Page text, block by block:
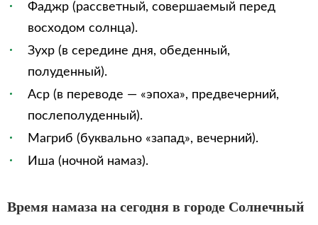
Фаджр (рассветный, совершаемый перед
восходом солнца).
Зухр (в середине дня, обеденный,
полуденный).
Аср (в переводе — «эпоха», предвечерний,
послеполуденный).
Магриб (буквально «запад», вечерний).
Иша (ночной намаз).
Время намаза на сегодня в городе Солнечный